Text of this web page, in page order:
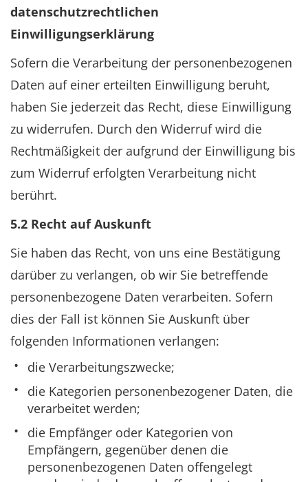
datenschutzrechtlichen
Einwilligungserklärung
Sofern die Verarbeitung der personenbezogenen
Daten auf einer erteilten Einwilligung beruht,
haben Sie jederzeit das Recht, diese Einwilligung
zu widerrufen. Durch den Widerruf wird die
Rechtmäßigkeit der aufgrund der Einwilligung bis
zum Widerruf erfolgten Verarbeitung nicht
berührt.
5.2 Recht auf Auskunft
Sie haben das Recht, von uns eine Bestätigung
darüber zu verlangen, ob wir Sie betreffende
personenbezogene Daten verarbeiten. Sofern
dies der Fall ist können Sie Auskunft über
folgenden Informationen verlangen:
die Verarbeitungszwecke;
die Kategorien personenbezogener Daten, die
verarbeitet werden;
die Empfänger oder Kategorien von
Empfängern, gegenüber denen die
personenbezogenen Daten offengelegt